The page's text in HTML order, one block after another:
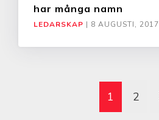
har många namn
LEDARSKAP | 8 AUGUSTI, 2017
1 2